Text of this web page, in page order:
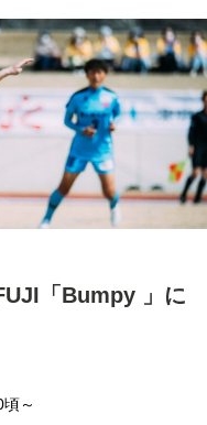
「Bumpy 」に
～